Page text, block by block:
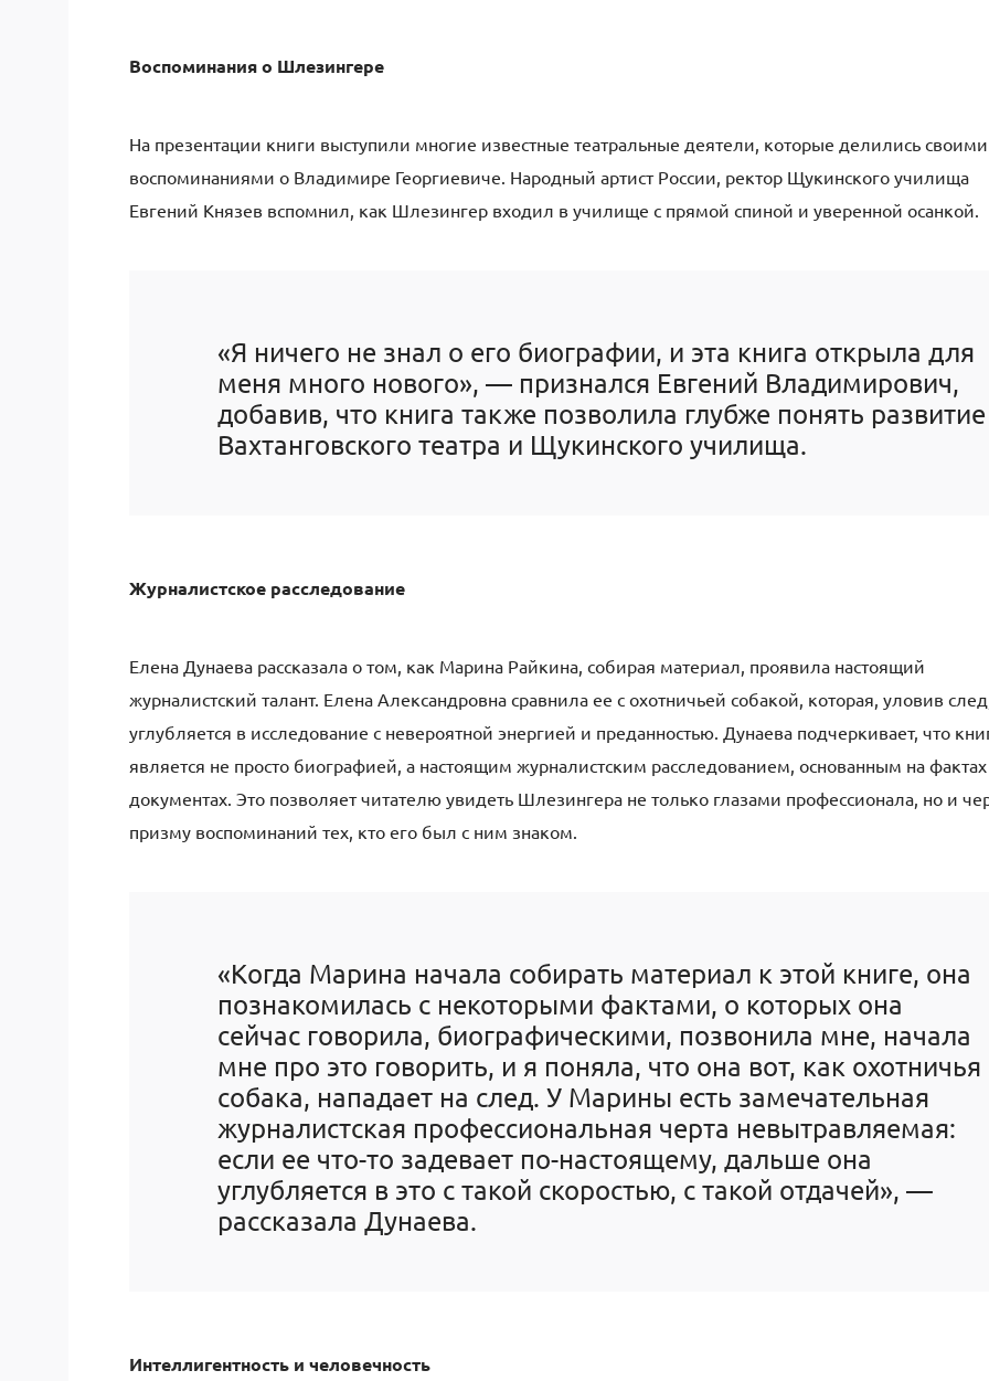
Воспоминания о Шлезингере
На презентации книги выступили многие известные театральные деятели, которые делились своими
воспоминаниями о Владимире Георгиевиче. Народный артист России, ректор Щукинского училища
Евгений Князев вспомнил, как Шлезингер входил в училище с прямой спиной и уверенной осанкой.
«Я ничего не знал о его биографии, и эта книга открыла для
меня много нового», — признался Евгений Владимирович,
добавив, что книга также позволила глубже понять развитие
Вахтанговского театра и Щукинского училища.
Журналистское расследование
Елена Дунаева рассказала о том, как Марина Райкина, собирая материал, проявила настоящий
журналистский талант. Елена Александровна сравнила ее с охотничьей собакой, которая, уловив
углубляется в исследование с невероятной энергией и преданностью. Дунаева подчеркивает, что
является не просто биографией, а настоящим журналистским расследованием, основанным на
документах. Это позволяет читателю увидеть Шлезингера не только глазами профессионала, но и
призму воспоминаний тех, кто его был с ним знаком.
«Когда Марина начала собирать материал к этой книге, она
познакомилась с некоторыми фактами, о которых она
сейчас говорила, биографическими, позвонила мне, начала
мне про это говорить, и я поняла, что она вот, как охотничья
собака, нападает на след. У Марины есть замечательная
журналистская профессиональная черта невытравляемая:
если ее что-то задевает по-настоящему, дальше она
углубляется в это с такой скоростью, с такой отдачей», —
рассказала Дунаева.
Интеллигентность и человечность